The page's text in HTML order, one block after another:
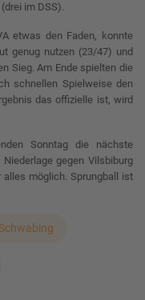
im DSS).
etwas den Faden, konnte
genug nutzen (23/47) und
Sieg. Am Ende spielten die
schnellen Spielweise den
das offizielle ist, wird
Sonntag die nächste
gegen Vilsbiburg
möglich. Sprungball ist